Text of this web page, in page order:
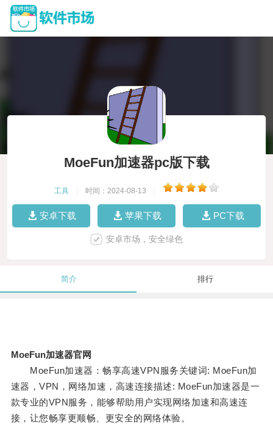
MoeFun加速器pc版下载
工具 时间：2024-08-13
安卓下载 苹果下载 PC下载
安卓市场，安全绿色
简介 排行
MoeFun加速器官网
MoeFun加速器：畅享高速VPN服务关键词: MoeFun加
速器，VPN，网络加速，高速连接描述: MoeFun加速器是一
款专业的VPN服务，能够帮助用户实现网络加速和高速连
接，让您畅享更顺畅、更安全的网络体验。